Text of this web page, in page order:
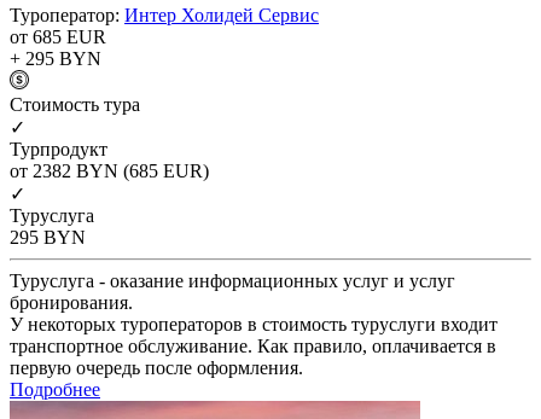
Туроператор: Интер Холидей Сервис
от 685 EUR
+ 295 BYN
Cтоимость тура
✓
Турпродукт
от 2382 BYN (685 EUR)
✓
Туруслуга
295 BYN
Туруслуга - оказание информационных услуг и услуг
бронирования.
У некоторых туроператоров в стоимость туруслуги входит
транспортное обслуживание. Как правило, оплачивается в
первую очередь после оформления.
Подробнее